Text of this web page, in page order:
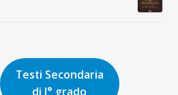
Testi Secondaria
di I° grado